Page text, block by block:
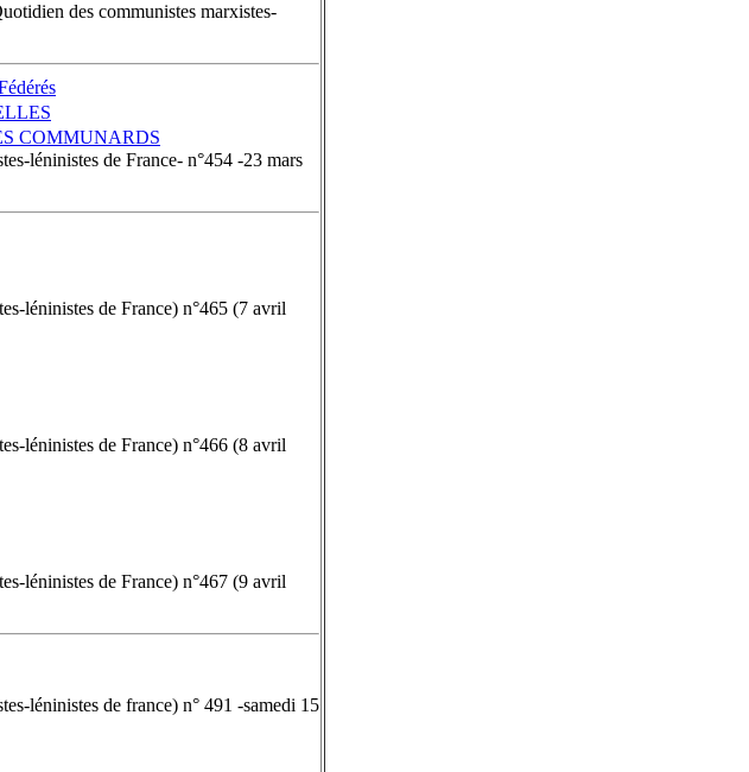
des communistes marxistes-
COMMUNARDS
léninistes de France- n°454 -23 mars
léninistes de France) n°465 (7 avril
léninistes de France) n°466 (8 avril
léninistes de France) n°467 (9 avril
léninistes de france) n° 491 -samedi 15